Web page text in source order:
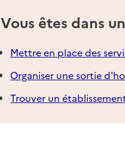
Vous êtes dans
Mettre en place des
Organiser une sortie
Trouver un